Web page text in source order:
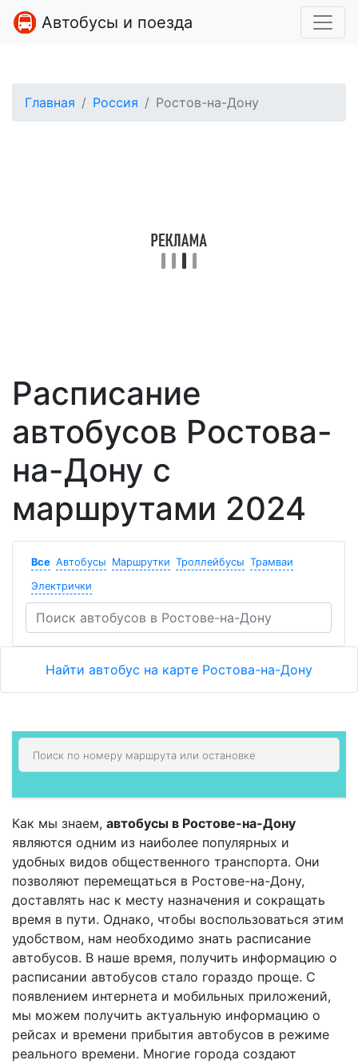
Автобусы и поезда
Главная Россия Ростов-на-Дону
Расписание
автобусов Ростова-
на-Дону с
маршрутами 2024
Все Автобусы Маршрутки Троллейбусы Трамваи
Электрички
Найти автобус на карте Ростова-на-Дону
Как мы знаем, автобусы в Ростове-на-Дону
являются одним из наиболее популярных и
удобных видов общественного транспорта. Они
позволяют перемещаться в Ростове-на-Дону,
доставлять нас к месту назначения и сокращать
время в пути. Однако, чтобы воспользоваться этим
удобством, нам необходимо знать расписание
автобусов. В наше время, получить информацию о
расписании автобусов стало гораздо проще. С
появлением интернета и мобильных приложений,
мы можем получить актуальную информацию о
рейсах и времени прибытия автобусов в режиме
реального времени. Многие города создают